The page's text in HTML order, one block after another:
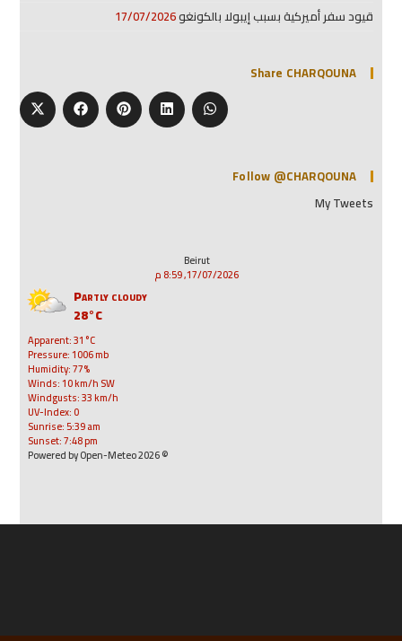
قيود سفر أميركية بسبب إيبولا بالكونغو17/07/2026
Share CHARQOUNA
Follow @CHARQOUNA
My Tweets
Beirut
17/07/2026, 8:59 م
Partly cloudy
28°C
Apparent: 31°C
Pressure: 1006 mb
Humidity: 77%
Winds: 10 km/h SW
Windgusts: 33 km/h
UV-Index: 0
Sunrise: 5:39 am
Sunset: 7:48 pm
© 2026 Powered by Open-Meteo